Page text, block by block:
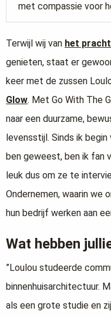
met compassie voor
Terwijl wij van het
genieten, staat er
keer met de zussen
Glow. Met Go With The
naar een duurzame,
levensstijl. Sinds ik begin
ben geweest, ben ik fan
leuk dus om ze te
Ondernemen, waarin we
hun bedrijf werken aan
Wat hebben
”Loulou studeerde
binnenhuisarchitectuur.
als een grote studie en